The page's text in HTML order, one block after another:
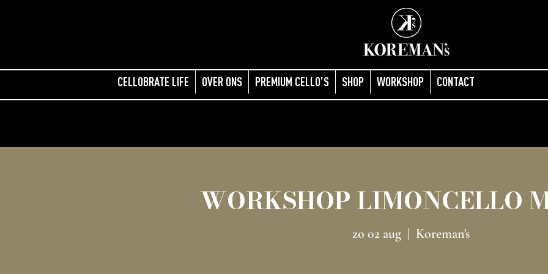
CELLOBRATE LIFE OVER ONS PREMIUM CELLO'S SHOP WORKSHOP CONTACT
WORKSHOP LIMONCELLO
zo 02 aug
  |
Koreman's